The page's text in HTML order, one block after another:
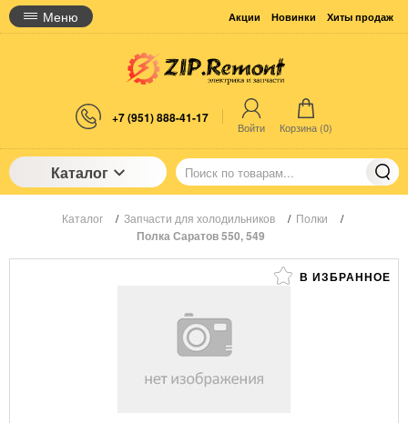
Меню Акции Новинки Хиты продаж
+7 (951) 888-41-17
Войти Корзина (0)
Каталог
Каталог / Запчасти для холодильников / Полки /
Полка Саратов 550, 549
В ИЗБРАННОЕ